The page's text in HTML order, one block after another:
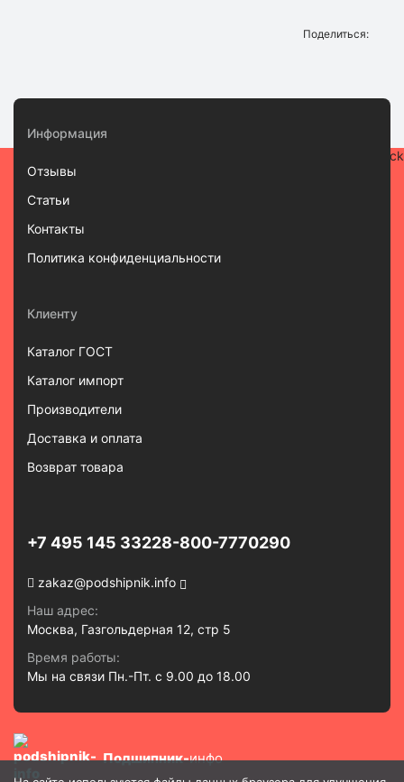
Поделиться:
Информация
Отзывы
Статьи
Контакты
Политика конфиденциальности
Клиенту
Каталог ГОСТ
Каталог импорт
Производители
Доставка и оплата
Возврат товара
+7 495 145 33228-800-7770290
zakaz@podshipnik.info
Наш адрес:
Москва, Газгольдерная 12, стр 5
Время работы:
Мы на связи Пн.-Пт. с 9.00 до 18.00
Подшипник-инфо